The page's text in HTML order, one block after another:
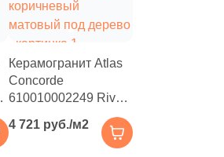
Керамогранит Atlas
Concorde
610010002249 Rive
Bella Riva 20x160
коричневый
матовый под дерево
4 721 руб./м2